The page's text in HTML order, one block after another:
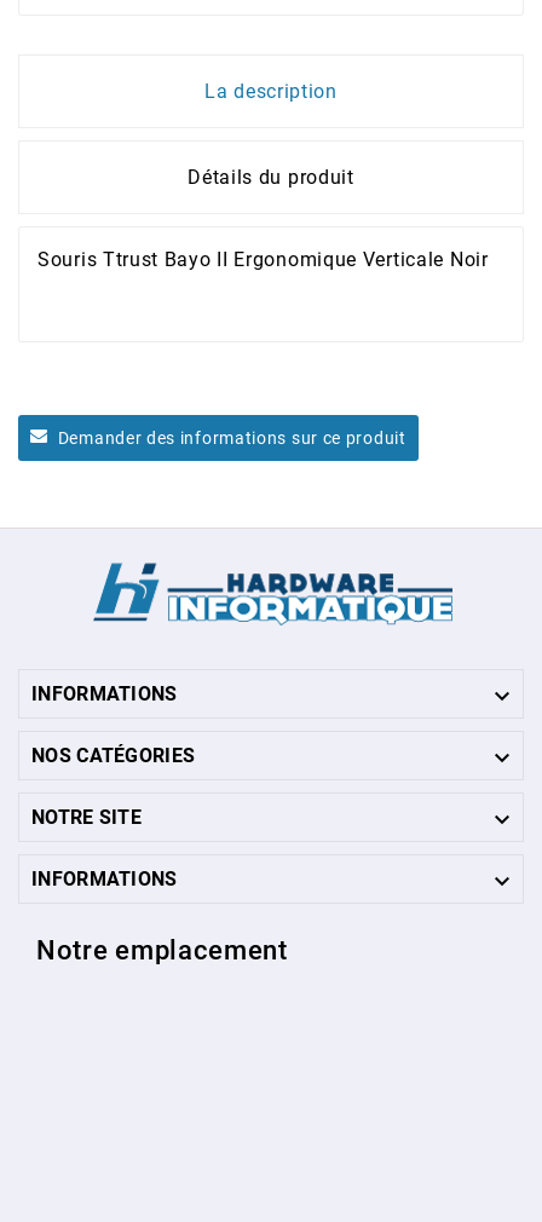
La description
Détails du produit
Souris Ttrust Bayo II Ergonomique Verticale Noir
Demander des informations sur ce produit
INFORMATIONS 
NOS CATÉGORIES 
NOTRE SITE 
INFORMATIONS 
Notre emplacement